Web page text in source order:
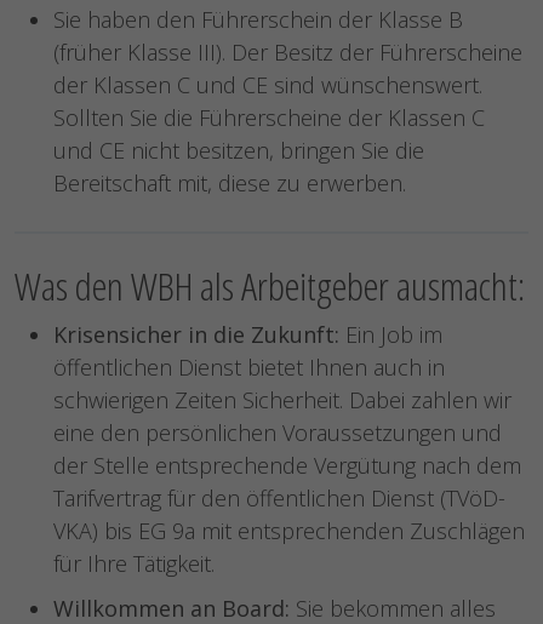
Sie haben den Führerschein der Klasse B
(früher Klasse III). Der Besitz der Führerscheine
der Klassen C und CE sind wünschenswert.
Sollten Sie die Führerscheine der Klassen C
und CE nicht besitzen, bringen Sie die
Bereitschaft mit, diese zu erwerben.
Was den WBH als Arbeitgeber ausmacht:
Krisensicher in die Zukunft: Ein Job im
öffentlichen Dienst bietet Ihnen auch in
schwierigen Zeiten Sicherheit. Dabei zahlen wir
eine den persönlichen Voraussetzungen und
der Stelle entsprechende Vergütung nach dem
Tarifvertrag für den öffentlichen Dienst (TVöD-
VKA) bis EG 9a mit entsprechenden Zuschlägen
für Ihre Tätigkeit.
Willkommen an Board: Sie bekommen alles